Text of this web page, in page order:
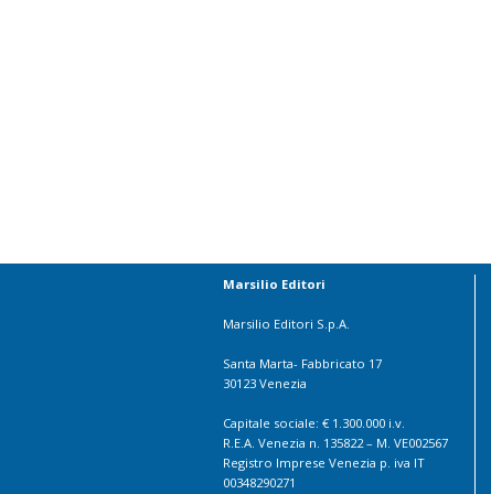
Marsilio Editori
Marsilio Editori S.p.A.
Santa Marta- Fabbricato 17
30123 Venezia
Capitale sociale: € 1.300.000 i.v.
R.E.A. Venezia n. 135822 – M. VE002567
Registro Imprese Venezia p. iva IT
00348290271